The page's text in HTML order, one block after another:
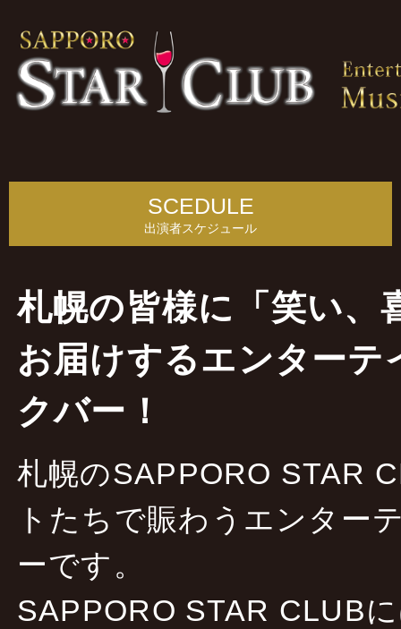
SCEDULE
出演者スケジュール
札幌の皆様に「笑い、
お届けするエンター
クバー！
札幌のSAPPORO STAR
トたちで賑わうエンター
ーです。
SAPPORO STAR CLUB